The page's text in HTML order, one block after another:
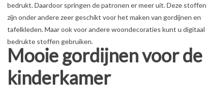
bedrukt. Daardoor springen de patronen er meer uit. Deze stoffen
zijn onder andere zeer geschikt voor het maken van gordijnen en
tafelkleden. Maar ook voor andere woondecoraties kunt u digitaal
bedrukte stoffen gebruiken.
Mooie gordijnen voor de
kinderkamer